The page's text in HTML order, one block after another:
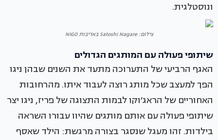
ונוסטלגית.
צילום: Satoshi Nagare באדיבות NIGO
שיתופי פעולה עם המותגים הגדולים
האגף הרביעי של התערוכה מתעד את השנים שבהן ניגו
הפך למעצב שכל מותג רוצה לעבוד איתו. מהרחובות
האחוריים של הראג׳וקו לבמות התצוגה של פריז, ניגו יצר
שיתופי פעולה עם אותם מותגים שהיוו עבורו השראה
בילדות. זהו מעגל שנסגר בצורה מרגשת: הילד שאסף